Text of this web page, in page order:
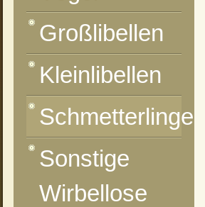
Großlibellen
Kleinlibellen
Schmetterlinge
Sonstige
Wirbellose